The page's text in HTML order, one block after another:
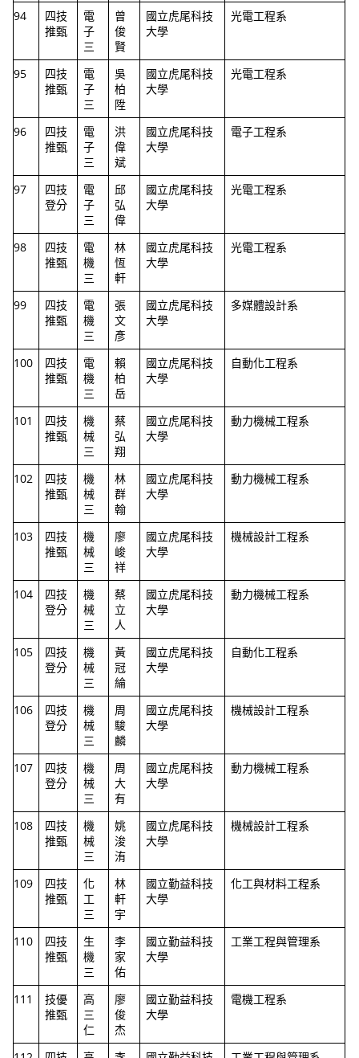
94
四技
推甄
電
子
三
曾
俊
賢
國立虎尾科技
大學
光電工程系
95
四技
推甄
電
子
三
吳
柏
陞
國立虎尾科技
大學
光電工程系
96
四技
推甄
電
子
三
洪
偉
斌
國立虎尾科技
大學
電子工程系
97
四技
登分
電
子
三
邱
弘
偉
國立虎尾科技
大學
光電工程系
98
四技
推甄
電
機
三
林
恆
軒
國立虎尾科技
大學
光電工程系
99
四技
推甄
電
機
三
張
文
彥
國立虎尾科技
大學
多媒體設計系
100
四技
推甄
電
機
三
賴
柏
岳
國立虎尾科技
大學
自動化工程系
101
四技
推甄
機
械
三
蔡
弘
翔
國立虎尾科技
大學
動力機械工程系
102
四技
推甄
機
械
三
林
群
翰
國立虎尾科技
大學
動力機械工程系
103
四技
推甄
機
械
三
廖
峻
祥
國立虎尾科技
大學
機械設計工程系
104
四技
登分
機
械
三
蔡
立
人
國立虎尾科技
大學
動力機械工程系
105
四技
登分
機
械
三
黃
冠
綸
國立虎尾科技
大學
自動化工程系
106
四技
登分
機
械
三
周
駿
麟
國立虎尾科技
大學
機械設計工程系
107
四技
登分
機
械
三
周
大
有
國立虎尾科技
大學
動力機械工程系
108
四技
推甄
機
械
三
姚
浚
洧
國立虎尾科技
大學
機械設計工程系
109
四技
推甄
化
工
三
林
軒
宇
國立勤益科技
大學
化工與材料工程系
110
四技
推甄
生
機
三
李
家
佑
國立勤益科技
大學
工業工程與管理系
111
技優
推甄
高
三
仁
廖
俊
杰
國立勤益科技
大學
電機工程系